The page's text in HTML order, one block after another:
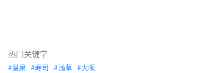
热门关键字
温泉 寿司 浅草 大阪